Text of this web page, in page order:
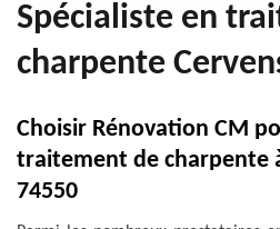
Spécialiste en
charpente
Choisir Rénovation CM
traitement de charpente
74550